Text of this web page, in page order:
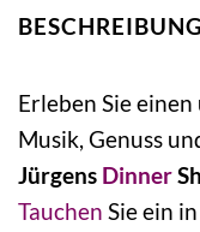
BESCHREIBUNG
Erleben Sie
Musik, Genuss
Jürgens Dinner
Tauchen Sie ein